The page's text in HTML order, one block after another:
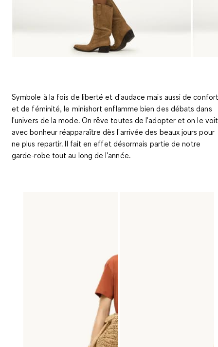
Symbole à la fois de liberté et d'audace mais aussi de confort
et de féminité, le minishort enflamme bien des débats dans
l'univers de la mode. On rêve toutes de l'adopter et on le voit
avec bonheur réapparaître dès l'arrivée des beaux jours pour
ne plus repartir. Il fait en effet désormais partie de notre
garde-robe tout au long de l'année.